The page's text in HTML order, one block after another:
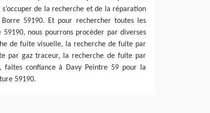
de la recherche et de la réparation
59190. Et pour rechercher toutes les
nous pourrons procéder par diverses
de fuite visuelle, la recherche de fuite par
par gaz traceur, la recherche de fuite par
faites confiance à Davy Peintre 59 pour la
59190.